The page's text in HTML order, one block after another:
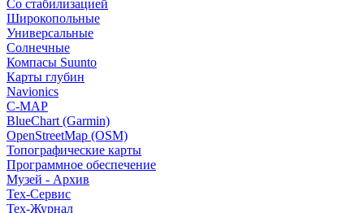
Со стабилизацией
Широкопольные
Универсальные
Солнечные
Компасы Suunto
Карты глубин
Navionics
C-MAP
BlueChart (Garmin)
OpenStreetMap (OSM)
Топографические карты
Программное обеспечение
Музей - Архив
Tex-Сервис
Тех-Журнал